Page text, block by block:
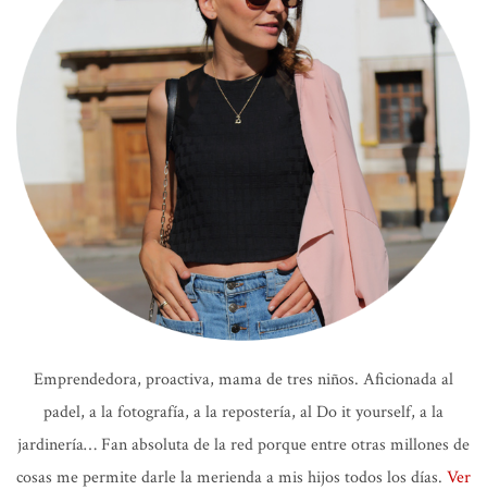
Emprendedora, proactiva, mama de tres niños. Aficionada al
padel, a la fotografía, a la repostería, al Do it yourself, a la
jardinería… Fan absoluta de la red porque entre otras millones de
cosas me permite darle la merienda a mis hijos todos los días. Ver